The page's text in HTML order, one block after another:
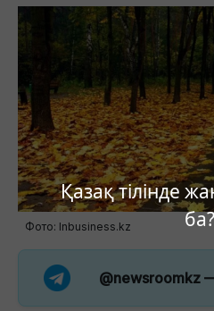
Қазақ тілінде
ба?
Фото: Inbusiness.kz
@newsroomkz